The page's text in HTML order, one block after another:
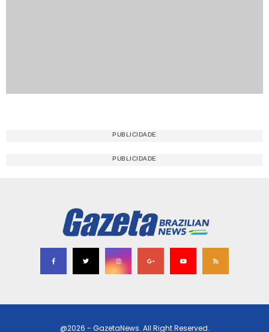
@2026 - GazetaNews. All Right Reserved.